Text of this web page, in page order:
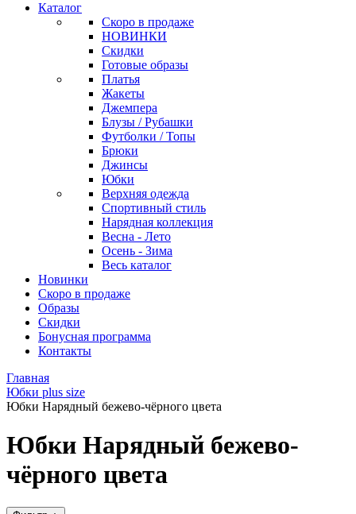
Каталог
Скоро в продаже
НОВИНКИ
Скидки
Готовые образы
Платья
Жакеты
Джемпера
Блузы / Рубашки
Футболки / Топы
Брюки
Джинсы
Юбки
Верхняя одежда
Спортивный стиль
Нарядная коллекция
Весна - Лето
Осень - Зима
Весь каталог
Новинки
Скоро в продаже
Образы
Скидки
Бонусная программа
Контакты
Главная
Юбки plus size
Юбки Нарядный бежево-чёрного цвета
Юбки Нарядный бежево-
чёрного цвета